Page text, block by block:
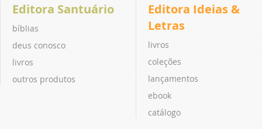
Editora Santuário
bíblias
deus conosco
livros
outros produtos
Editora Ideias &
Letras
livros
coleções
lançamentos
ebook
catálogo